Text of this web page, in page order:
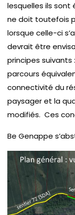
lesquelles ils
ne doit toutefois
lorsque celle-ci
devrait être
principes suivants
parcours
connectivité du
paysager et la
modifiés. Ces
Be Genappe